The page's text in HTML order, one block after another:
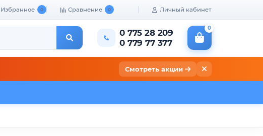
Избранное 0 Сравнение 0 Личный кабинет
0 775 28 209
0 779 77 377
0
Смотреть акции